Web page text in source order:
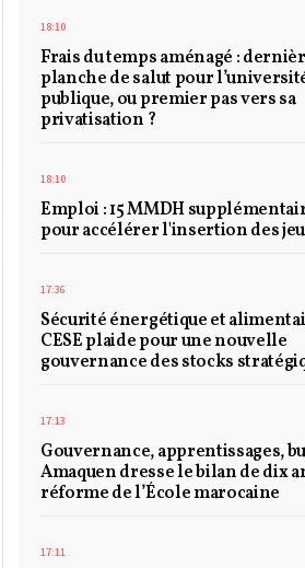
18:10
Frais du temps aménagé :
planche de salut pour
publique, ou premier pas vers sa
privatisation ?
18:10
Emploi : 15 MMDH
pour accélérer l'insertion des
17:36
Sécurité énergétique et
CESE plaide pour une nouvelle
gouvernance des stocks
17:13
Gouvernance, apprentissages,
Amaquen dresse le bilan de dix
réforme de l’École marocaine
17:11